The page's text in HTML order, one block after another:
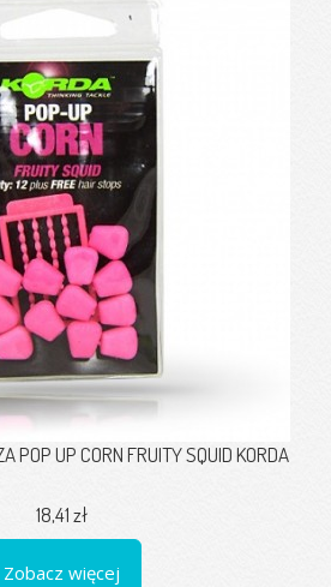
POP UP CORN FRUITY SQUID KORDA
18,41 zł
Zobacz więcej